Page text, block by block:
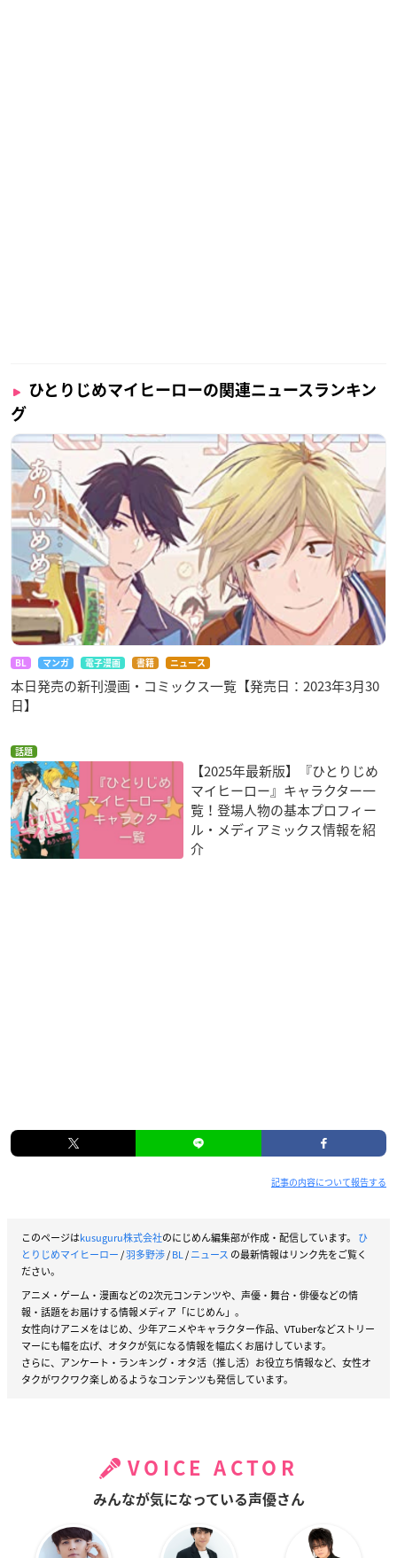
ひとりじめマイヒーローの関連ニュースランキン
グ
BL マンガ 電子漫画 書籍 ニュース
本日発売の新刊漫画・コミックス一覧【発売日：2023年3月30
日】
話題
【2025年最新版】『ひとりじめ
マイヒーロー』キャラクター一
覧！登場人物の基本プロフィー
ル・メディアミックス情報を紹
介
記事の内容について報告する
このページはkusuguru株式会社のにじめん編集部が作成・配信しています。 ひ
とりじめマイヒーロー/羽多野渉/BL/ニュース の最新情報はリンク先をご覧く
ださい。
アニメ・ゲーム・漫画などの2次元コンテンツや、声優・舞台・俳優などの情
報・話題をお届けする情報メディア「にじめん」。
女性向けアニメをはじめ、少年アニメやキャラクター作品、VTuberなどストリー
マーにも幅を広げ、オタクが気になる情報を幅広くお届けしています。
さらに、アンケート・ランキング・オタ活（推し活）お役立ち情報など、女性オ
タクがワクワク楽しめるようなコンテンツも発信しています。
VOICE ACTOR
みんなが気になっている声優さん